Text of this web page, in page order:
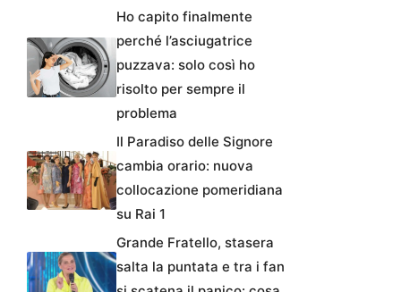
Ho capito finalmente
perché l’asciugatrice
puzzava: solo così ho
risolto per sempre il
problema
Il Paradiso delle Signore
cambia orario: nuova
collocazione pomeridiana
su Rai 1
Grande Fratello, stasera
salta la puntata e tra i fan